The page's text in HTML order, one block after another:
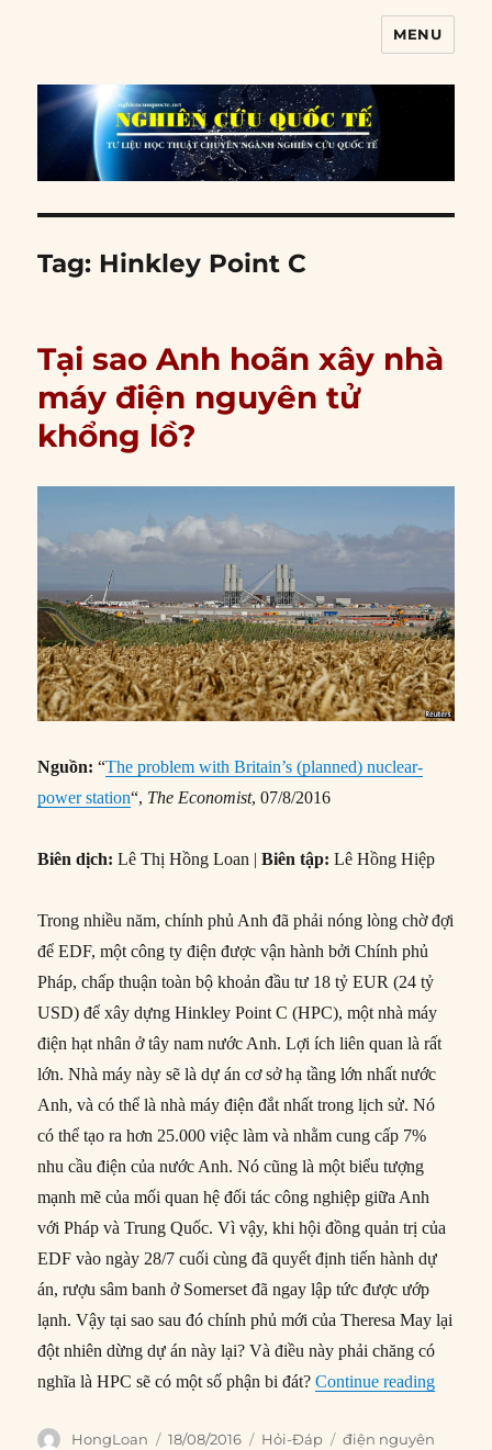
MENU
Tag: Hinkley Point C
Tại sao Anh hoãn xây nhà
máy điện nguyên tử
khổng lồ?
Nguồn: “The problem with Britain’s (planned) nuclear-
power station“, The Economist, 07/8/2016
Biên dịch: Lê Thị Hồng Loan |Biên tập: Lê Hồng Hiệp
Trong nhiều năm, chính phủ Anh đã phải nóng lòng chờ đợi
để EDF, một công ty điện được vận hành bởi Chính phủ
Pháp, chấp thuận toàn bộ khoản đầu tư 18 tỷ EUR (24 tỷ
USD) để xây dựng Hinkley Point C (HPC), một nhà máy
điện hạt nhân ở tây nam nước Anh. Lợi ích liên quan là rất
lớn. Nhà máy này sẽ là dự án cơ sở hạ tầng lớn nhất nước
Anh, và có thể là nhà máy điện đắt nhất trong lịch sử. Nó
có thể tạo ra hơn 25.000 việc làm và nhằm cung cấp 7%
nhu cầu điện của nước Anh. Nó cũng là một biểu tượng
mạnh mẽ của mối quan hệ đối tác công nghiệp giữa Anh
với Pháp và Trung Quốc. Vì vậy, khi hội đồng quản trị của
EDF vào ngày 28/7 cuối cùng đã quyết định tiến hành dự
án, rượu sâm banh ở Somerset đã ngay lập tức được ướp
lạnh. Vậy tại sao sau đó chính phủ mới của Theresa May lại
đột nhiên dừng dự án này lại? Và điều này phải chăng có
nghĩa là HPC sẽ có một số phận bi đát?Continue reading“Tại
Author
HongLoan
Posted
18/08/2016 Categories
Hỏi-Đáp Tags
điện nguyên